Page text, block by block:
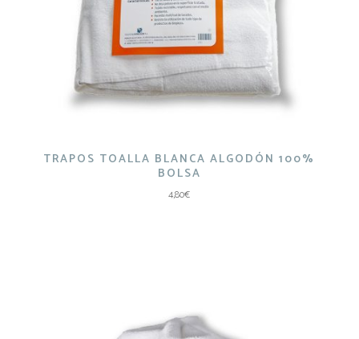
TRAPOS TOALLA BLANCA ALGODÓN 100%
BOLSA
4,80€